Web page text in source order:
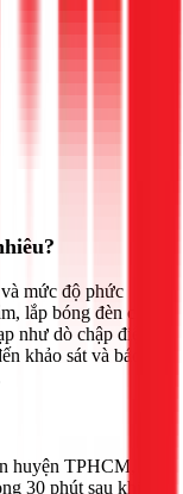
mức độ phức
lắp bóng đèn có
như dò chập điện
khảo sát và báo
huyện TPHCM,
30 phút sau khi